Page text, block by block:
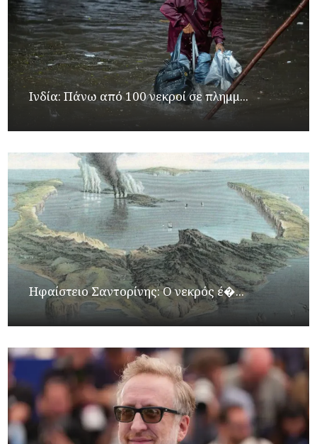
Ινδία: Πάνω από 100 νεκροί σε πλημμ...
Ηφαίστειο Σαντορίνης: Ο νεκρός έ�...